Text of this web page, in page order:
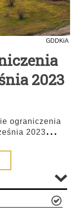
GDDKiA
2023
ograniczenia
2023...